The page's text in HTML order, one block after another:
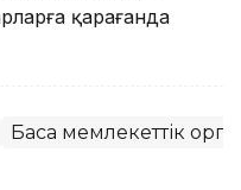
қарағанда
Басқа мемлекеттік